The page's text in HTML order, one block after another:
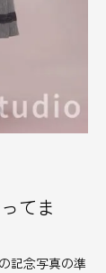
てま
記念写真の準